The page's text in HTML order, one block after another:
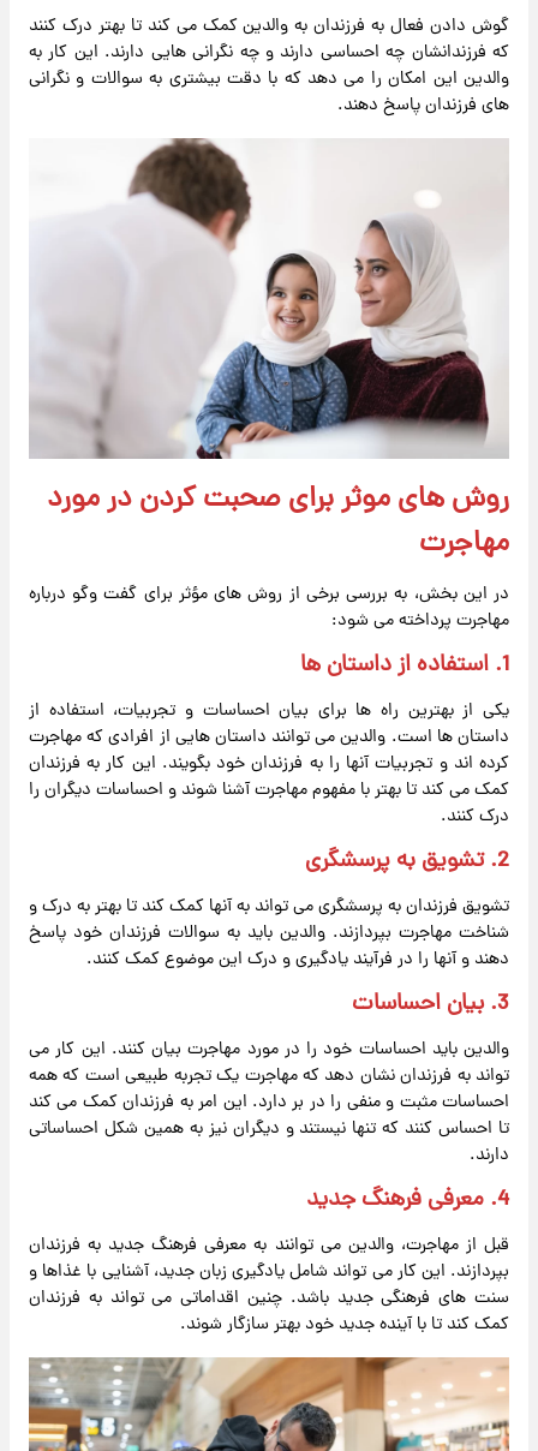
گوش دادن فعال به فرزندان به والدین کمک می کند تا بهتر درک کنند
که فرزندانشان چه احساسی دارند و چه نگرانی هایی دارند. این کار به
والدین این امکان را می دهد که با دقت بیشتری به سوالات و نگرانی
های فرزندان پاسخ دهند.
روش های موثر برای صحبت کردن در مورد
مهاجرت
در این بخش، به بررسی برخی از روش های مؤثر برای گفت وگو درباره
مهاجرت پرداخته می شود:
1. استفاده از داستان ها
یکی از بهترین راه ها برای بیان احساسات و تجربیات، استفاده از
داستان ها است. والدین می توانند داستان هایی از افرادی که مهاجرت
کرده اند و تجربیات آنها را به فرزندان خود بگویند. این کار به فرزندان
کمک می کند تا بهتر با مفهوم مهاجرت آشنا شوند و احساسات دیگران را
درک کنند.
2. تشویق به پرسشگری
تشویق فرزندان به پرسشگری می تواند به آنها کمک کند تا بهتر به درک و
شناخت مهاجرت بپردازند. والدین باید به سوالات فرزندان خود پاسخ
دهند و آنها را در فرآیند یادگیری و درک این موضوع کمک کنند.
3. بیان احساسات
والدین باید احساسات خود را در مورد مهاجرت بیان کنند. این کار می
تواند به فرزندان نشان دهد که مهاجرت یک تجربه طبیعی است که همه
احساسات مثبت و منفی را در بر دارد. این امر به فرزندان کمک می کند
تا احساس کنند که تنها نیستند و دیگران نیز به همین شکل احساساتی
دارند.
4. معرفی فرهنگ جدید
قبل از مهاجرت، والدین می توانند به معرفی فرهنگ جدید به فرزندان
بپردازند. این کار می تواند شامل یادگیری زبان جدید، آشنایی با غذاها و
سنت های فرهنگی جدید باشد. چنین اقداماتی می تواند به فرزندان
کمک کند تا با آینده جدید خود بهتر سازگار شوند.